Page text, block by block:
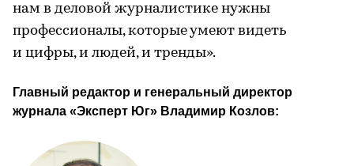
нам в деловой журналистике нужны
профессионалы, которые умеют видеть
и цифры, и людей, и тренды».
Главный редактор и генеральный директор